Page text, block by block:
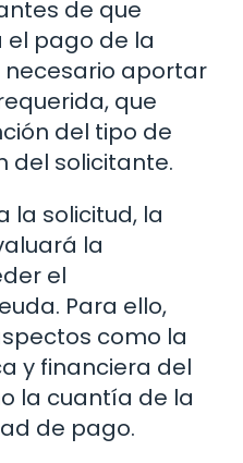
de que
el pago de la
necesario aportar
que
del tipo de
del solicitante.
la solicitud, la
la
el
Para ello,
como la
y financiera del
la cuantía de la
de pago.